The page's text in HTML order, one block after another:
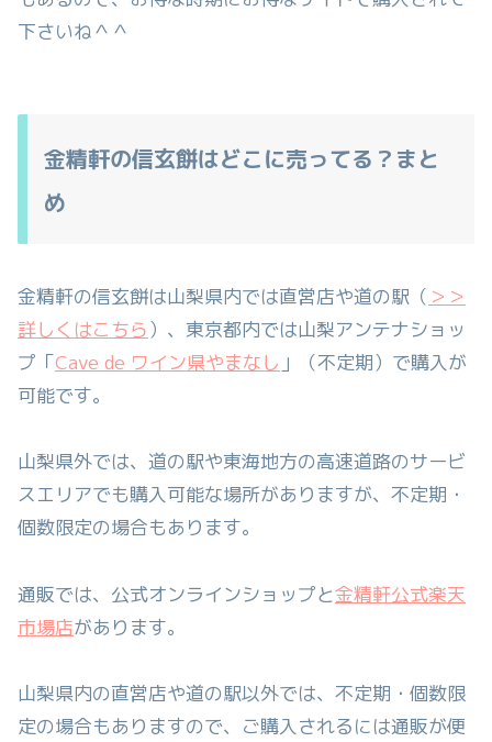
下さいね＾＾
金精軒の信玄餅はどこに売ってる？まと
め
金精軒の信玄餅は山梨県内では直営店や道の駅（ ＞＞
詳しくはこちら）、東京都内では山梨アンテナショッ
プ「Cave de ワイン県やまなし 」（不定期）で購入が
可能です。
山梨県外では、道の駅や東海地方の高速道路のサービ
スエリアでも購入可能な場所がありますが、不定期・
個数限定の場合もあります。
通販では、公式オンラインショップと金精軒公式楽天
市場店があります。
山梨県内の直営店や道の駅以外では、不定期・個数限
定の場合もありますので、ご購入されるには通販が便